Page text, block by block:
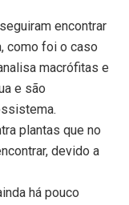
encontrar
como foi o caso
macrófitas e
e são
plantas que no
devido a
há pouco